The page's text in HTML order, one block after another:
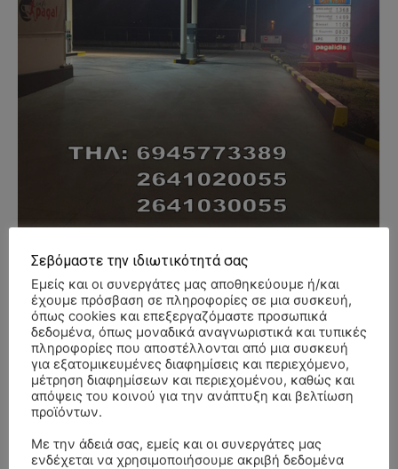
- Advertisment -
Σεβόμαστε την ιδιωτικότητά σας
Εμείς και οι συνεργάτες μας αποθηκεύουμε ή/και
έχουμε πρόσβαση σε πληροφορίες σε μια συσκευή,
όπως cookies και επεξεργαζόμαστε προσωπικά
δεδομένα, όπως μοναδικά αναγνωριστικά και τυπικές
πληροφορίες που αποστέλλονται από μια συσκευή
για εξατομικευμένες διαφημίσεις και περιεχόμενο,
μέτρηση διαφημίσεων και περιεχομένου, καθώς και
απόψεις του κοινού για την ανάπτυξη και βελτίωση
προϊόντων.
Με την άδειά σας, εμείς και οι συνεργάτες μας
ενδέχεται να χρησιμοποιήσουμε ακριβή δεδομένα